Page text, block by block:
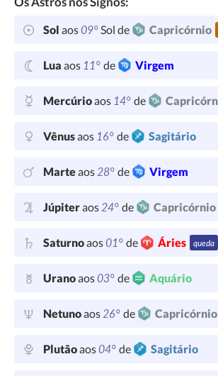
Sol aos09°Sol de Capricórnio
Lua aos 11° de Virgem
Mercúrioaos 14° de
Vênusaos 16° de Sagitário
Marteaos28° de Virgem
Júpiteraos24° de Capricórnio
Saturnoaos01° de Áries queda
Uranoaos03° de Aquário
Netunoaos26° de Capricórnio
Plutãoaos04° de Sagitário